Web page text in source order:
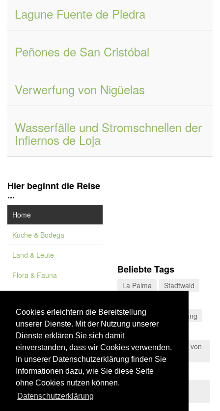
Cookies erleichtern die Bereitstellung
unserer Dienste. Mit der Nutzung unserer
Dienste erklären Sie sich damit
einverstanden, dass wir Cookies verwenden.
In unserer Datenschutzerklärung finden Sie
Informationen dazu, wie Sie diese Seite
ohne Cookies nutzen können.
Datenschutzerklärung
Lagune Fuente de Piedra
Peñones de San Cristóbal
Verwerfung von Nigüelas
Wasserfälle und Stromschnellen der
Infiernos de Loja
Hier beginnt die Reise
...
Home
Küche & Bodega
Land & Leute
Flora & Fauna
Vademekum
Beliebte Tags
La Palma
Stadtwald
Córdoba
Wanderung
Costa Tropical
Naturpark der Straße von
Gibraltar
Teneriffa